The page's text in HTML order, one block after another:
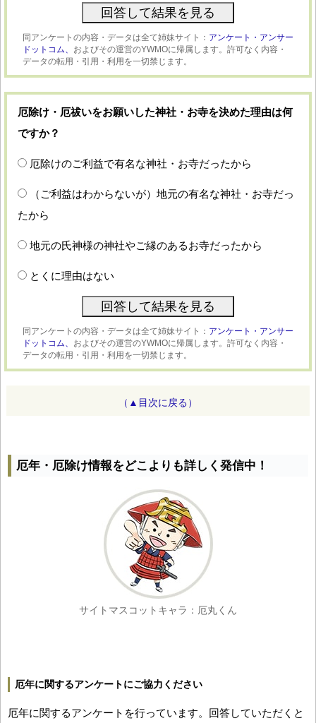
同アンケートの内容・データは全て姉妹サイト： アンケート・アンサー
ドットコム、 およびその運営のYWMOに帰属します。許可なく内容・
データの転用・引用・利用を一切禁じます。
厄除け・厄祓いをお願いした神社・お寺を決めた理由は何
ですか？
厄除けのご利益で有名な神社・お寺だったから
（ご利益はわからないが）地元の有名な神社・お寺だっ
たから
地元の氏神様の神社やご縁のあるお寺だったから
とくに理由はない
同アンケートの内容・データは全て姉妹サイト： アンケート・アンサー
ドットコム、 およびその運営のYWMOに帰属します。許可なく内容・
データの転用・引用・利用を一切禁じます。
（▲目次に戻る）
厄年・厄除け情報をどこよりも詳しく発信中！
サイトマスコットキャラ：厄丸くん
厄年に関するアンケートにご協力ください
厄年に関するアンケートを行っています。回答していただくと